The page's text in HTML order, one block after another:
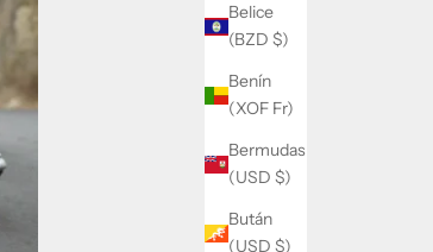
Belice
(BZD $)
Benín
(XOF Fr)
Bermudas
(USD $)
Bután
(USD $)